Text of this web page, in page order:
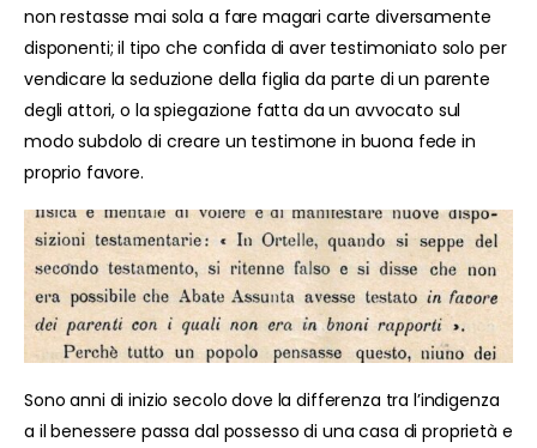
non restasse mai sola a fare magari carte diversamente
disponenti; il tipo che confida di aver testimoniato solo per
vendicare la seduzione della figlia da parte di un parente
degli attori, o la spiegazione fatta da un avvocato sul
modo subdolo di creare un testimone in buona fede in
proprio favore.
Sono anni di inizio secolo dove la differenza tra l’indigenza
a il benessere passa dal possesso di una casa di proprietà e